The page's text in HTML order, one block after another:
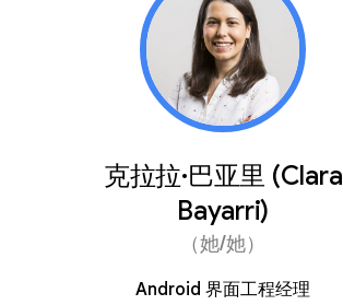
克拉拉·巴亚里 (Clara
Bayarri)
（她/她）
Android 界面工程经理